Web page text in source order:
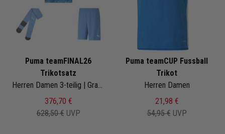
Puma teamFINAL26
Trikotsatz
Herren Damen 3-teilig | Graphic Trikot Fussballshort Core Sockenstutzen | Fussball Trikot Set
376,70 €
628,50 € UVP
Puma teamCUP Fussball
Trikot
Herren Damen
21,98 €
54,95 € UVP